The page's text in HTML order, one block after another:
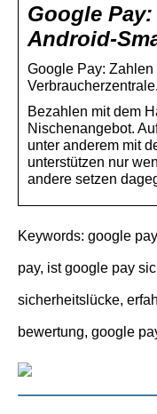
Google
Android-
Google Pay: Zahlen
Bezahlen mit dem
Nischenangebot.
unter anderem mit
unterstützen nur
andere setzen
Keywords: google
pay, ist google pay
sicherheitslücke,
bewertung, google